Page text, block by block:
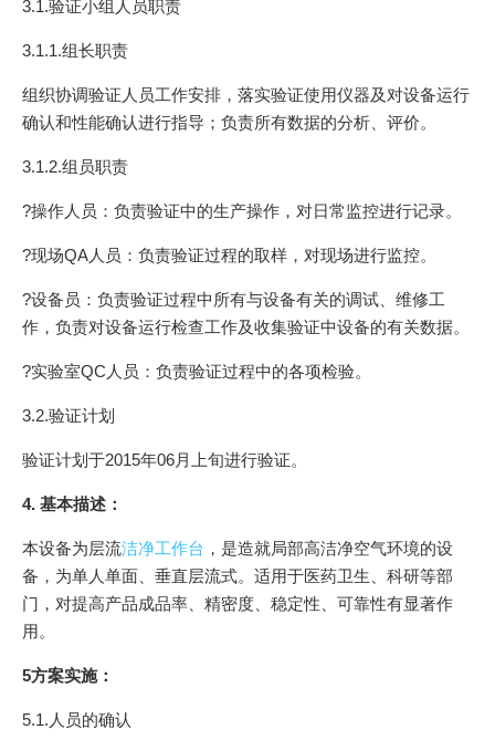
2
生
产
技
部
负责验证方案和报告的审核、负责参与验证工作的实
施。
3 管
部
施。
4
公
司
证
小
负责验证方案和报告的批准，负责验证的协调工作，
证报告确保全部验收标准均得到满足，并发放验证合
格证书。
3.1.验证小组人员职责
3.1.1.组长职责
组织协调验证人员工作安排，落实验证使用仪器及对设备运行
确认和性能确认进行指导；负责所有数据的分析、评价。
3.1.2.组员职责
?操作人员：负责验证中的生产操作，对日常监控进行记录。
?现场QA人员：负责验证过程的取样，对现场进行监控。
?设备员：负责验证过程中所有与设备有关的调试、维修工
作，负责对设备运行检查工作及收集验证中设备的有关数据。
?实验室QC人员：负责验证过程中的各项检验。
3.2.验证计划
验证计划于2015年06月上旬进行验证。
4. 基本描述：
本设备为层流洁净工作台 ，是造就局部高洁净空气环境的设
备，为单人单面、垂直层流式。适用于医药卫生、科研等部
门，对提高产品成品率、精密度、稳定性、可靠性有显著作
用。
5方案实施：
5.1.人员的确认